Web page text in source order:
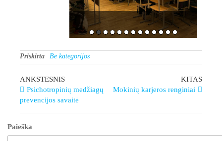
gimnazija
Priskirta Be kategorijos
ANKSTESNIS
Psichotropinių medžiagų
prevencijos savaitė
KITAS
Mokinių karjeros renginiai
Paieška